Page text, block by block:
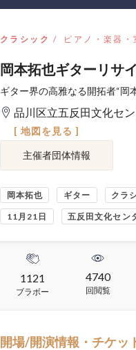
クラシック ピアノ・楽器・
岡本拓也ギターリサ
ギター界の高雅なる開拓者“岡
品川区立五反田文化セ
[ 地図を見る ]
主催者団体情報
岡本拓也 ギター クラ
11月21日 五反田文化セン
1121
ブラボー
4740
回閲覧
開場/開演情報・チケッ